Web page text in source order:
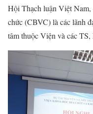
Hội Thạch luận Việt Nam,
chức (CBVC) là các lãnh
tâm thuộc Viện và các